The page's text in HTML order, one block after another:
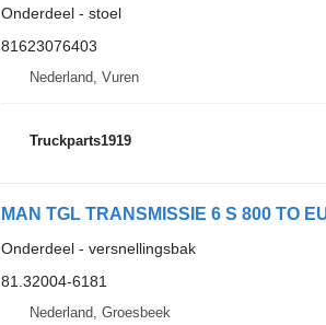
Onderdeel - stoel
81623076403
Nederland, Vuren
Truckparts1919
Onderdeel - versnellingsbak
81.32004-6181
Nederland, Groesbeek